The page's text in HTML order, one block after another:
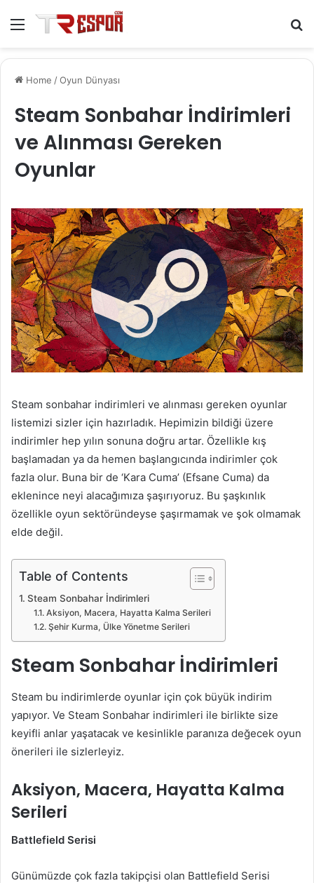
Home /Oyun Dünyası
Steam Sonbahar İndirimleri
ve Alınması Gereken
Oyunlar
Steam sonbahar indirimleri ve alınması gereken oyunlar
listemizi sizler için hazırladık. Hepimizin bildiği üzere
indirimler hep yılın sonuna doğru artar. Özellikle kış
başlamadan ya da hemen başlangıcında indirimler çok
fazla olur. Buna bir de ‘Kara Cuma’ (Efsane Cuma) da
eklenince neyi alacağımıza şaşırıyoruz. Bu şaşkınlık
özellikle oyun sektöründeyse şaşırmamak ve şok olmamak
elde değil.
Table of Contents
Steam Sonbahar İndirimleri
Aksiyon, Macera, Hayatta Kalma Serileri
Şehir Kurma, Ülke Yönetme Serileri
Steam Sonbahar İndirimleri
Steam bu indirimlerde oyunlar için çok büyük indirim
yapıyor. Ve Steam Sonbahar indirimleri ile birlikte size
keyifli anlar yaşatacak ve kesinlikle paranıza değecek oyun
önerileri ile sizlerleyiz.
Aksiyon, Macera, Hayatta Kalma
Serileri
Battlefield Serisi
Günümüzde çok fazla takipçisi olan Battlefield Serisi